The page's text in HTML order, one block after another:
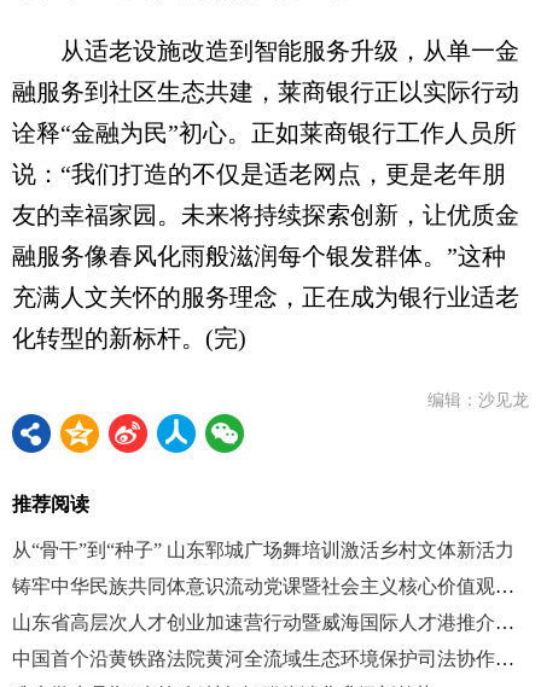
从适老设施改造到智能服务升级，从单一金
融服务到社区生态共建，莱商银行正以实际行动
诠释“金融为民”初心。正如莱商银行工作人员所
说：“我们打造的不仅是适老网点，更是老年朋
友的幸福家园。未来将持续探索创新，让优质金
融服务像春风化雨般滋润每个银发群体。”这种
充满人文关怀的服务理念，正在成为银行业适老
化转型的新标杆。(完)
编辑：沙见龙
推荐阅读
从“骨干”到“种子” 山东郓城广场舞培训激活乡村文体新活力
铸牢中华民族共同体意识流动党课暨社会主义核心价值观宣讲联合主题党日活动举行
山东省高层次人才创业加速营行动暨威海国际人才港推介活动举办
中国首个沿黄铁路法院黄河全流域生态环境保护司法协作机制成立